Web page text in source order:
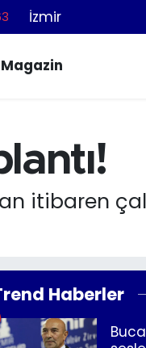
İzmir
Magazin
itibaren
Haberler